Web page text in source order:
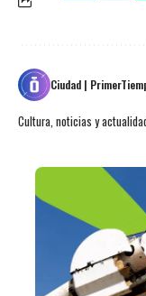
Ciudad |
Cultura, noticias y